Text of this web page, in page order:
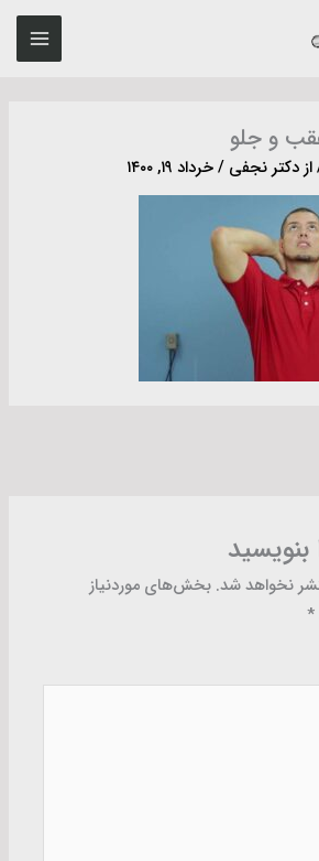
و جلو
دکتر نجفی/خرداد ۱۹, ۱۴۰۰
نخواهد شد. بخش‌های موردنیاز
*